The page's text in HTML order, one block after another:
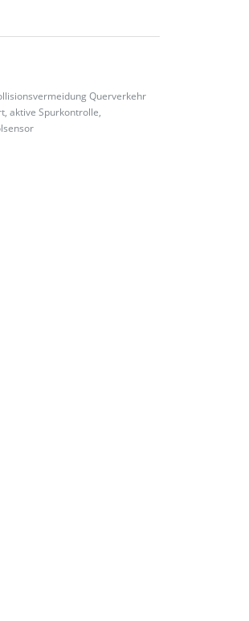
Querverkehr
aktive Spurkontrolle,